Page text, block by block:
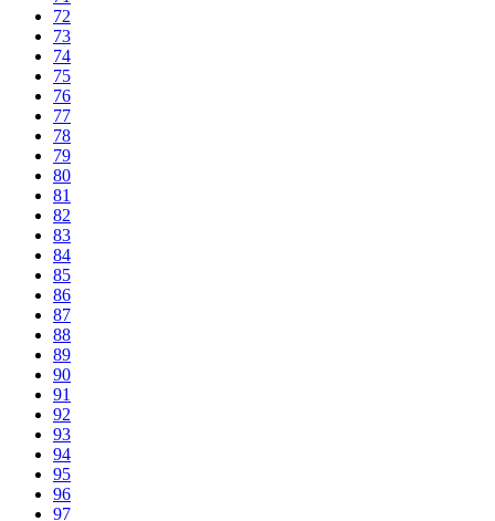
72
73
74
75
76
77
78
79
80
81
82
83
84
85
86
87
88
89
90
91
92
93
94
95
96
97